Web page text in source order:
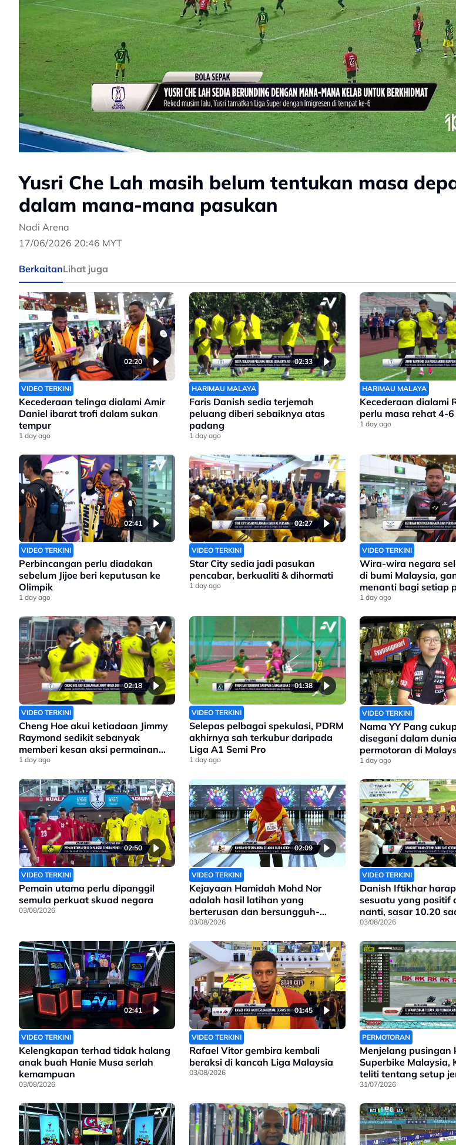
Yusri Che Lah masih belum tentukan masa
dalam mana-mana pasukan
Nadi Arena
17/06/2026 20:46 MYT
BerkaitanLihat juga
02:20
VIDEO TERKINI
Kecederaan telinga dialami Amir
Daniel ibarat trofi dalam sukan
tempur
1 day ago
02:33
HARIMAU MALAYA
Faris Danish sedia terjemah
peluang diberi sebaiknya atas
padang
1 day ago
HARIMAU MALAYA
Kecederaan dialami
perlu masa rehat 4-
1 day ago
02:41
VIDEO TERKINI
Perbincangan perlu diadakan
sebelum Jijoe beri keputusan ke
Olimpik
1 day ago
02:27
VIDEO TERKINI
Star City sedia jadi pasukan
pencabar, berkualiti & dihormati
1 day ago
VIDEO TERKINI
Wira-wira negara
di bumi Malaysia,
menanti bagi setiap
pingat di Sukan
1 day ago
02:18
VIDEO TERKINI
Cheng Hoe akui ketiadaan Jimmy
Raymond sedikit sebanyak
memberi kesan aksi permainan
Harimau Malaya
1 day ago
01:38
VIDEO TERKINI
Selepas pelbagai spekulasi, PDRM
akhirnya sah terkubur daripada
Liga A1 Semi Pro
1 day ago
VIDEO TERKINI
Nama YY Pang
disegani dalam
permotoran di
90an, dan kini anak
yang telah
1 day ago
02:50
VIDEO TERKINI
Pemain utama perlu dipanggil
semula perkuat skuad negara
03/08/2026
02:09
VIDEO TERKINI
Kejayaan Hamidah Mohd Nor
adalah hasil latihan yang
berterusan dan bersungguh-
sungguh
03/08/2026
VIDEO TERKINI
Danish Iftikhar
sesuatu yang positif
nanti, sasar 10.20
03/08/2026
02:41
VIDEO TERKINI
Kelengkapan terhad tidak halang
anak buah Hanie Musa serlah
kemampuan
03/08/2026
01:45
VIDEO TERKINI
Rafael Vitor gembira kembali
beraksi di kancah Liga Malaysia
03/08/2026
PERMOTORAN
Menjelang pusingan
Superbike Malaysia,
teliti tentang setup
31/07/2026